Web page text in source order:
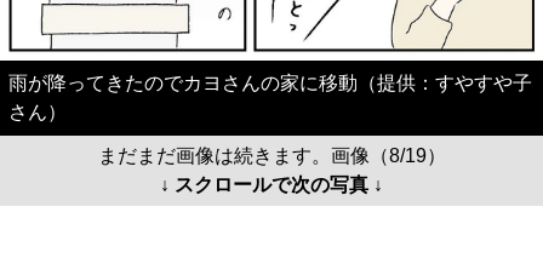
雨が降ってきたのでカヨさんの家に移動（提供：すやすや子
さん）
まだまだ画像は続きます。画像（8/19）
↓ スクロールで次の写真 ↓